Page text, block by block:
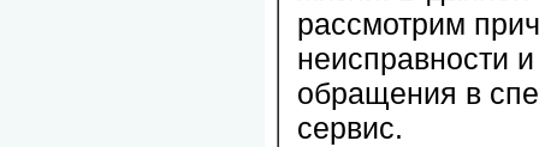
рассмотрим
неисправности
обращения в
сервис.